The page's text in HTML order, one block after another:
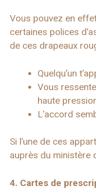
Vous pouvez en
certaines polices
de ces drapeaux
Quelqu’un
Vous
haute
L’accord
Si l’une de ces
auprès du ministère
4. Cartes de